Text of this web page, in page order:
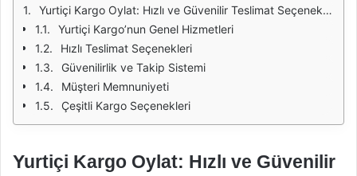
Yurtiçi Kargo Oylat: Hızlı ve Güvenilir Teslimat Seçenekleri
Yurtiçi Kargo’nun Genel Hizmetleri
Hızlı Teslimat Seçenekleri
Güvenilirlik ve Takip Sistemi
Müşteri Memnuniyeti
Çeşitli Kargo Seçenekleri
Yurtiçi Kargo Oylat: Hızlı ve Güvenilir